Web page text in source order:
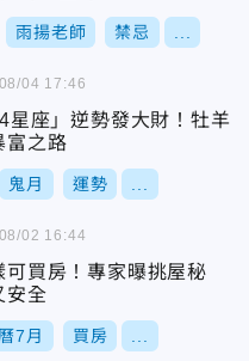
雨揚老師 禁忌
星座」逆勢發大財！牡羊
富之路
鬼月 運勢
04 17:46
可買房！專家曝挑屋秘
全
7月 買房
02 16:44